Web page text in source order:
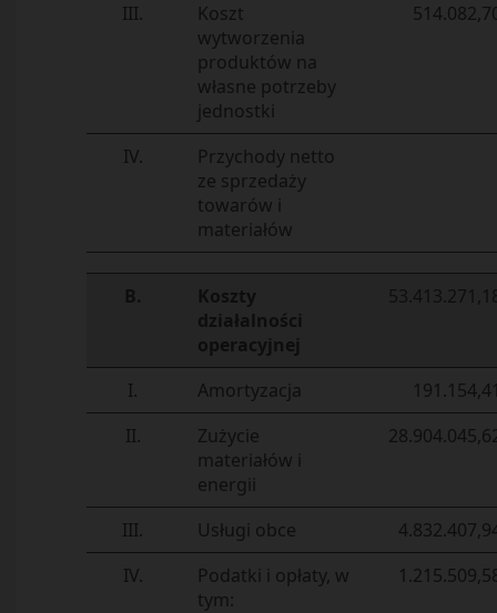
III.
Koszt
wytworzenia
produktów na
własne potrzeby
jednostki
IV.
Przychody netto
ze sprzedaży
towarów i
materiałów
B.
Koszty
działalności
operacyjnej
I. Amortyzacja
II.
Zużycie
materiałów i
energii
III. Usługi obce
IV.
Podatki i opłaty, w
tym: